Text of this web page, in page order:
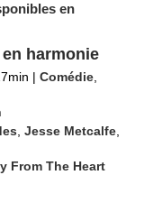
en
harmonie
| Comédie
,Jesse Metcalfe
From The Heart